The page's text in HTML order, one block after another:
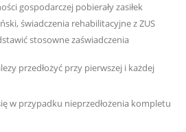
gospodarczej pobierały zasiłek
świadczenia rehabilitacyjne z ZUS
stosowne zaświadczenia
przedłożyć przy pierwszej i każdej
w przypadku nieprzedłożenia kompletu